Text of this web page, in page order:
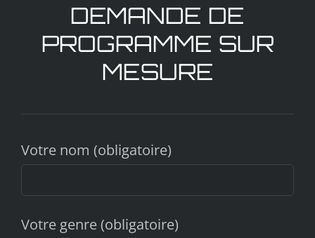
DEMANDE DE
PROGRAMME SUR
MESURE
Votre nom (obligatoire)
Votre genre (obligatoire)